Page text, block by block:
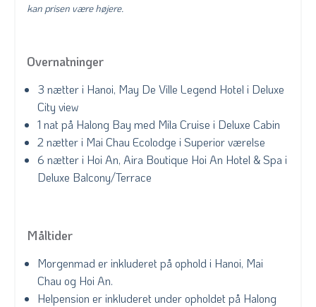
kan prisen være højere.
Overnatninger
3 nætter i Hanoi, May De Ville Legend Hotel i Deluxe
City view
1 nat på Halong Bay med Mila Cruise i Deluxe Cabin
2 nætter i Mai Chau Ecolodge i Superior værelse
6 nætter i Hoi An, Aira Boutique Hoi An Hotel & Spa i
Deluxe Balcony/Terrace
Måltider
Morgenmad er inkluderet på ophold i Hanoi, Mai
Chau og Hoi An.
Helpension er inkluderet under opholdet på Halong